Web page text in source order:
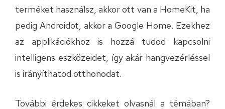
terméket használsz, akkor ott van a HomeKit, ha
pedig Androidot, akkor a Google Home. Ezekhez
az applikációkhoz is hozzá tudod kapcsolni
intelligens eszközeidet, így akár hangvezérléssel
is irányíthatod otthonodat.
További érdekes cikkeket olvasnál a témában?